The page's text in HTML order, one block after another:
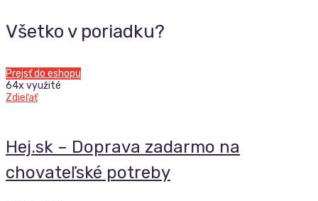
Všetko v poriadku?
Prejsť do eshopu
64x využité
Zdieľať
Hej.sk – Doprava zadarmo na
chovateľské potreby